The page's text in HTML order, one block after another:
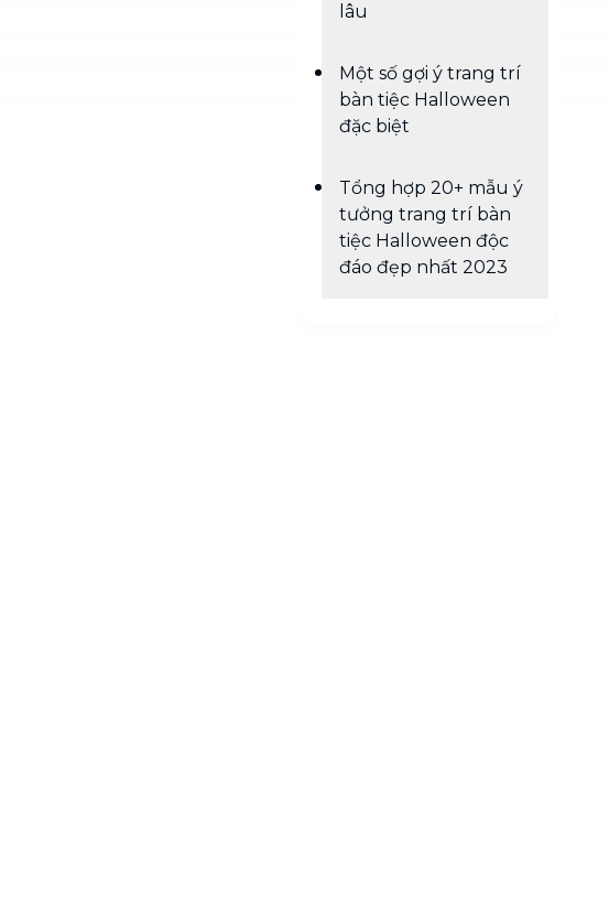
lâu
Một số gợi ý trang trí
bàn tiệc Halloween
đặc biệt
Tổng hợp 20+ mẫu ý
tưởng trang trí bàn
tiệc Halloween độc
đáo đẹp nhất 2023